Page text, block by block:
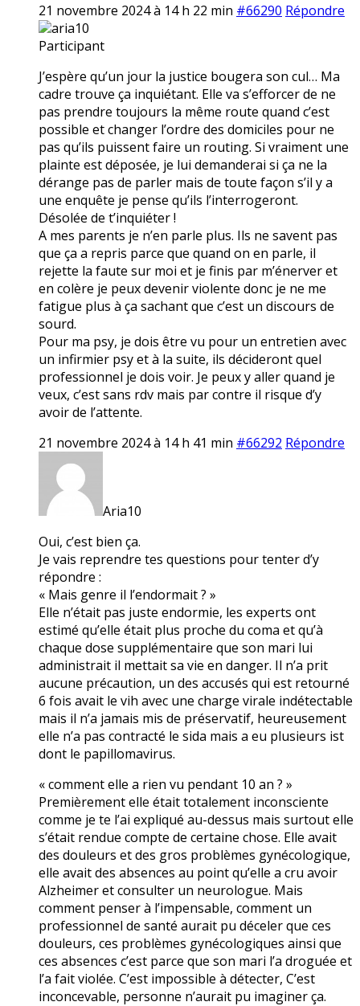
21 novembre 2024 à 14 h 22 min #66290 Répondre
aria10
Participant
J’espère qu’un jour la justice bougera son cul… Ma
cadre trouve ça inquiétant. Elle va s’efforcer de ne
pas prendre toujours la même route quand c’est
possible et changer l’ordre des domiciles pour ne
pas qu’ils puissent faire un routing. Si vraiment une
plainte est déposée, je lui demanderai si ça ne la
dérange pas de parler mais de toute façon s’il y a
une enquête je pense qu’ils l’interrogeront.
Désolée de t’inquiéter !
A mes parents je n’en parle plus. Ils ne savent pas
que ça a repris parce que quand on en parle, il
rejette la faute sur moi et je finis par m’énerver et
en colère je peux devenir violente donc je ne me
fatigue plus à ça sachant que c’est un discours de
sourd.
Pour ma psy, je dois être vu pour un entretien avec
un infirmier psy et à la suite, ils décideront quel
professionnel je dois voir. Je peux y aller quand je
veux, c’est sans rdv mais par contre il risque d’y
avoir de l’attente.
21 novembre 2024 à 14 h 41 min #66292 Répondre
Aria10
Oui, c’est bien ça.
Je vais reprendre tes questions pour tenter d’y
répondre :
« Mais genre il l’endormait ? »
Elle n’était pas juste endormie, les experts ont
estimé qu’elle était plus proche du coma et qu’à
chaque dose supplémentaire que son mari lui
administrait il mettait sa vie en danger. Il n’a prit
aucune précaution, un des accusés qui est retourné
6 fois avait le vih avec une charge virale indétectable
mais il n’a jamais mis de préservatif, heureusement
elle n’a pas contracté le sida mais a eu plusieurs ist
dont le papillomavirus.
« comment elle a rien vu pendant 10 an ? »
Premièrement elle était totalement inconsciente
comme je te l’ai expliqué au-dessus mais surtout elle
s’était rendue compte de certaine chose. Elle avait
des douleurs et des gros problèmes gynécologique,
elle avait des absences au point qu’elle a cru avoir
Alzheimer et consulter un neurologue. Mais
comment penser à l’impensable, comment un
professionnel de santé aurait pu déceler que ces
douleurs, ces problèmes gynécologiques ainsi que
ces absences c’est parce que son mari l’a droguée et
l’a fait violée. C’est impossible à détecter, C’est
inconcevable, personne n’aurait pu imaginer ça.